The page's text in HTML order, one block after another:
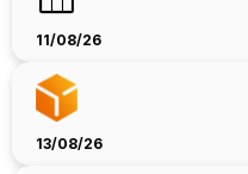
11/08/26
13/08/26